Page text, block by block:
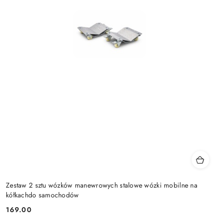
Zestaw 2 sztu wózków manewrowych stalowe wózki mobilne na
kółkachdo samochodów
169.00